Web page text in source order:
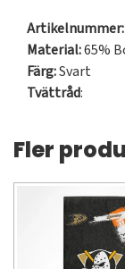
Artikelnummer:
Material:65%
Färg:Svart
Tvättråd:
Fler